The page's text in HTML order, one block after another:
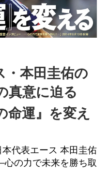
・本田圭佑の
真意に迫る
命運』を変え
代表エース 本田圭佑
の力で未来を勝ち取